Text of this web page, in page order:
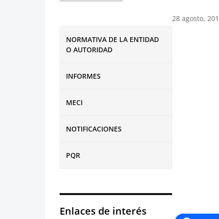
NORMATIVA DE LA ENTIDAD
O AUTORIDAD
INFORMES
MECI
NOTIFICACIONES
PQR
Enlaces de interés
28 agosto,